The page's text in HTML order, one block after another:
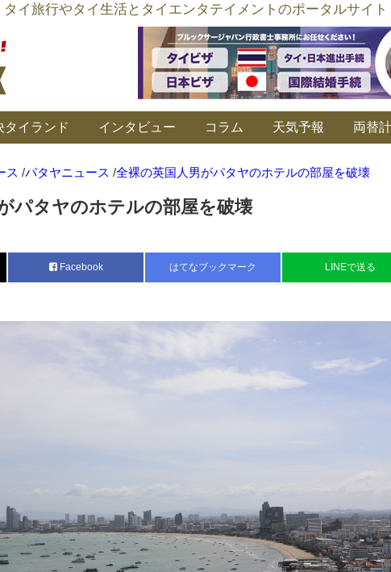
イ旅行やタイ生活とタイエンタテイメントのポータルサイト
タイランド インタビュー コラム 天気予報 両替
ス /パタヤニュース /全裸の英国人男がパタヤのホテルの部屋を破壊
パタヤのホテルの部屋を破壊
Facebook はてなブックマーク LINEで送る